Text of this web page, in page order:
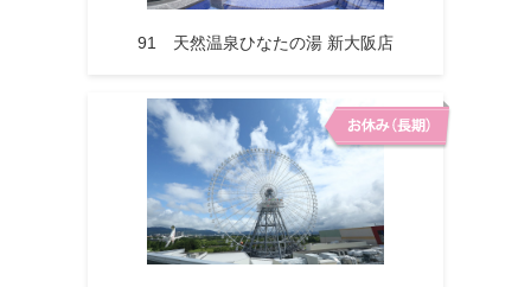
91 天然温泉ひなたの湯 新大阪店